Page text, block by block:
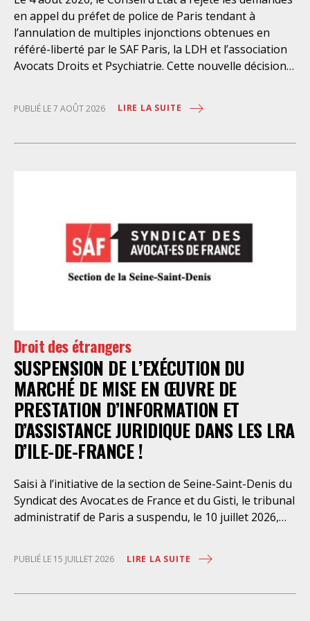
en appel du préfet de police de Paris tendant à
l’annulation de multiples injonctions obtenues en
référé-liberté par le SAF Paris, la LDH et l’association
Avocats Droits et Psychiatrie. Cette nouvelle décision
personnes retenues à l’infirmerie psychiatrique de la
préfecture de police de Paris. Près d’ici mais loin des
en évidence des violations graves des droits les plus
élémentaires. Saisi par le SAF Paris et la LDH, avec
l’intervention volontaire de l’association Avocats
Droits et Psychiatrie, le tribunal administratif de Paris
Paris en avait interjeté appel. Par ordonnance du 4
août dernier, le Conseil d’Etat a aboli les privilèges
dont l’infirmerie psychiatrique de la préfecture de
police a depuis trop longtemps
PUBLIÉ LE 7 AOÛT 2026 LIRE LA SUITE
Droit des étrangers
SUSPENSION DE L’EXÉCUTION DU
MARCHÉ DE MISE EN ŒUVRE DE
PRESTATION D’INFORMATION ET
D’ASSISTANCE JURIDIQUE DANS LES LRA
D’ILE-DE-FRANCE !
Saisi à l’initiative de la section de Seine-Saint-Denis du
Syndicat des Avocat.es de France et du Gisti, le tribunal
administratif de Paris a suspendu, le 10 juillet 2026,
œuvre de prestations d’information et d’assistance
juridique des étrangers maintenus dans les locaux de
PUBLIÉ LE 15 JUILLET 2026 LIRE LA SUITE